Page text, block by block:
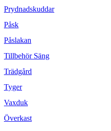
Prydnadskuddar
Påsk
Påslakan
Tillbehör Säng
Trädgård
Tyger
Vaxduk
Överkast